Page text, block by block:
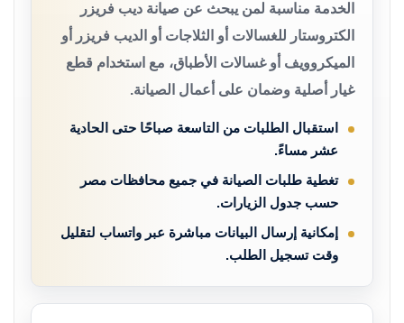
الخدمة مناسبة لمن يبحث عن صيانة ديب فريزر
الكتروستار للغسالات أو الثلاجات أو الديب فريزر أو
الميكروويف أو غسالات الأطباق، مع استخدام قطع
غيار أصلية وضمان على أعمال الصيانة.
استقبال الطلبات من التاسعة صباحًا حتى الحادية
عشر مساءً.
تغطية طلبات الصيانة في جميع محافظات مصر
حسب جدول الزيارات.
إمكانية إرسال البيانات مباشرة عبر واتساب لتقليل
وقت تسجيل الطلب.